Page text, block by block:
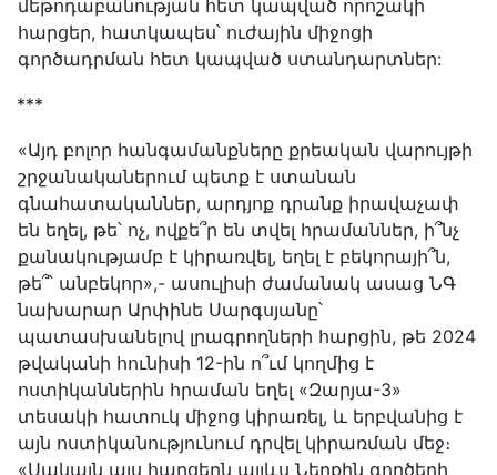
մեթոդաբանության հետ կապված որոշակի
հարցեր, հատկապես՝ ուժային միջոցի
գործադրման հետ կապված ստանդարտներ:
***
«Այդ բոլոր հանգամանքները քրեական վարույթի
շրջանականերում պետք է ստանան
գնահատականներ, արդյոք դրանք իրավաչափ
են եղել, թե՝ ոչ, ովքե՞ր են տվել հրամաններ, ի՞նչ
քանակությամբ է կիրառվել, եղել է բեկորայի՞ն,
թե՞՝ անբեկոր»,- ասուլիսի ժամանակ ասաց ՆԳ
նախարար Արփինե Սարգսյանը՝
պատասխանելով լրագրողների հարցին, թե 2024
թվականի հունիսի 12-ին ո՞ւմ կողմից է
ոստիկաններին հրաման եղել «Զարյա-3»
տեսակի հատուկ միջոց կիրառել, և երբվանից է
այն ոստիկանությունում դրվել կիրառման մեջ։
«Սակայն այս հարցերն այլևս Ներքին գործերի